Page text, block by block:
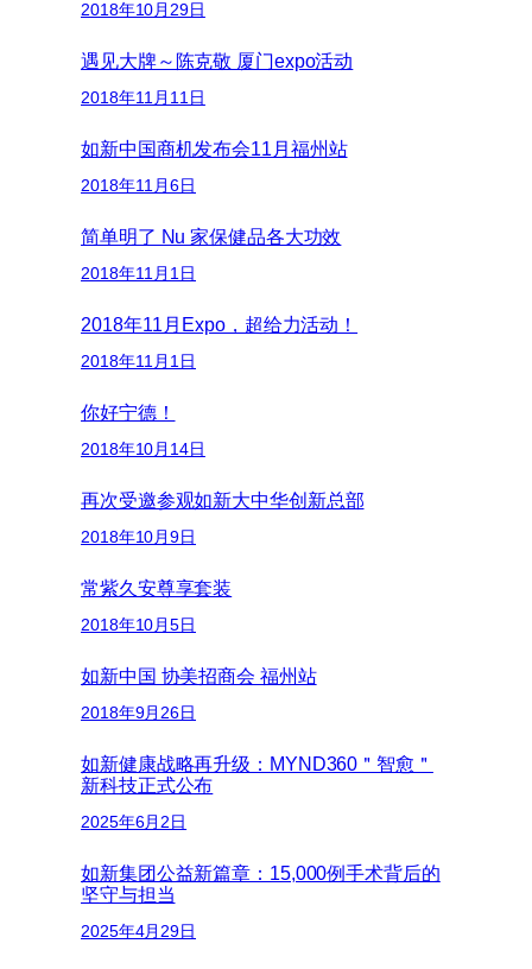
2018年10月29日
遇见大牌～陈克敬 厦门expo活动
2018年11月11日
如新中国商机发布会11月福州站
2018年11月6日
简单明了 Nu 家保健品各大功效
2018年11月1日
2018年11月Expo，超给力活动！
2018年11月1日
你好宁德！
2018年10月14日
再次受邀参观如新大中华创新总部
2018年10月9日
常紫久安尊享套装
2018年10月5日
如新中国 协美招商会 福州站
2018年9月26日
如新健康战略再升级：MYND360＂智愈＂
新科技正式公布
2025年6月2日
如新集团公益新篇章：15,000例手术背后的
坚守与担当
2025年4月29日